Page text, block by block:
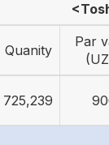
Quanity
Par
725,239